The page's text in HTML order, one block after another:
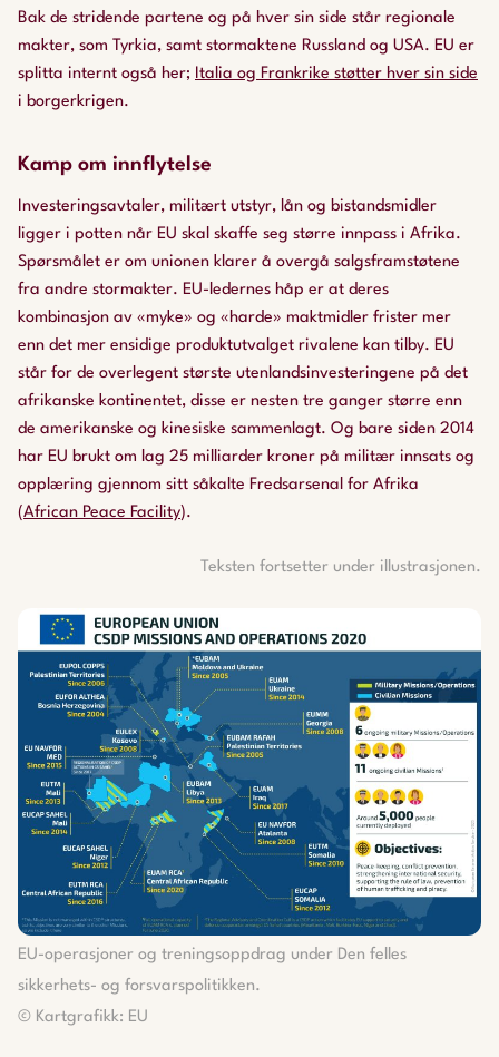
Bak de stridende partene og på hver sin side står regionale
makter, som Tyrkia, samt stormaktene Russland og USA. EU er
splitta internt også her; Italia og Frankrike støtter hver sin side
i borgerkrigen.
Kamp om innflytelse
Investeringsavtaler, militært utstyr, lån og bistandsmidler
ligger i potten når EU skal skaffe seg større innpass i Afrika.
Spørsmålet er om unionen klarer å overgå salgsframstøtene
fra andre stormakter. EU-ledernes håp er at deres
kombinasjon av «myke» og «harde» maktmidler frister mer
enn det mer ensidige produktutvalget rivalene kan tilby. EU
står for de overlegent største utenlandsinvesteringene på det
afrikanske kontinentet, disse er nesten tre ganger større enn
de amerikanske og kinesiske sammenlagt. Og bare siden 2014
har EU brukt om lag 25 milliarder kroner på militær innsats og
opplæring gjennom sitt såkalte Fredsarsenal for Afrika
(African Peace Facility).
Teksten fortsetter under illustrasjonen.
EU-operasjoner og treningsoppdrag under Den felles
sikkerhets- og forsvarspolitikken.
© Kartgrafikk: EU